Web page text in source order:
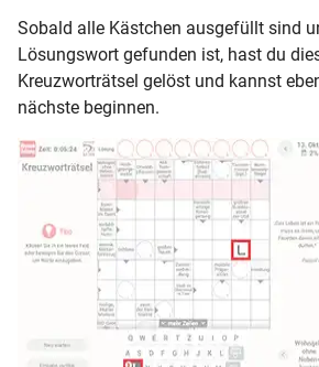
Sobald alle Kästchen ausgefüllt sind
Lösungswort gefunden ist, hast du
Kreuzworträtsel gelöst und kannst
nächste beginnen.